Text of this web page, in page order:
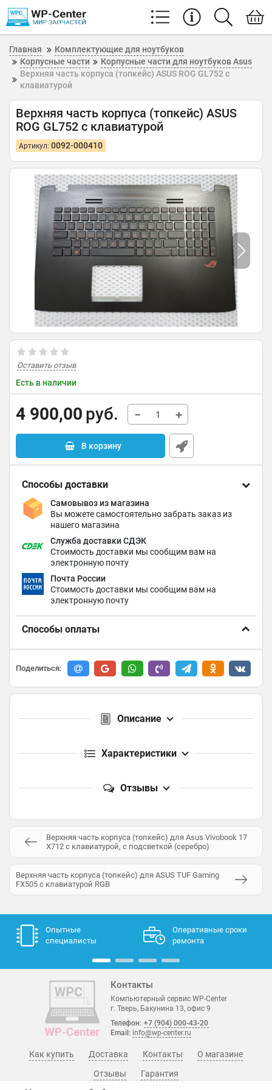
Главная
Комплектующие для ноутбуков
Корпусные части
Корпусные части для ноутбуков Asus
Верхняя часть корпуса (топкейс) ASUS ROG GL752 с
клавиатурой
Верхняя часть корпуса (топкейс) ASUS
ROG GL752 с клавиатурой
Артикул: 0092-000410
Оставить отзыв
Есть в наличии
4 900,00 руб. − +
В корзину
Способы доставки
Самовывоз из магазина
Вы можете самостоятельно забрать заказ из
нашего магазина
Служба доставки СДЭК
Стоимость доставки мы сообщим вам на
электронную почту
Почта России
Стоимость доставки мы сообщим вам на
электронную почту
Способы оплаты
Поделиться:
Описание
Характеристики
Отзывы
Верхняя часть корпуса (топкейс) для Asus Vivobook 17
X712 с клавиатурой, с подсветкой (серебро)
Верхняя часть корпуса (топкейс) для ASUS TUF Gaming
FX505 с клавиатурой RGB
Опытные
специалисты
Оперативные сроки
ремонта
Контакты
Компьютерный сервис WP-Center
г. Тверь, Бакунина 13, офис 9
Телефон: +7 (904) 000-43-20
Email: info@wp-center.ru
О магазине
Гарантия
Отзывы
Как купить Доставка Контакты